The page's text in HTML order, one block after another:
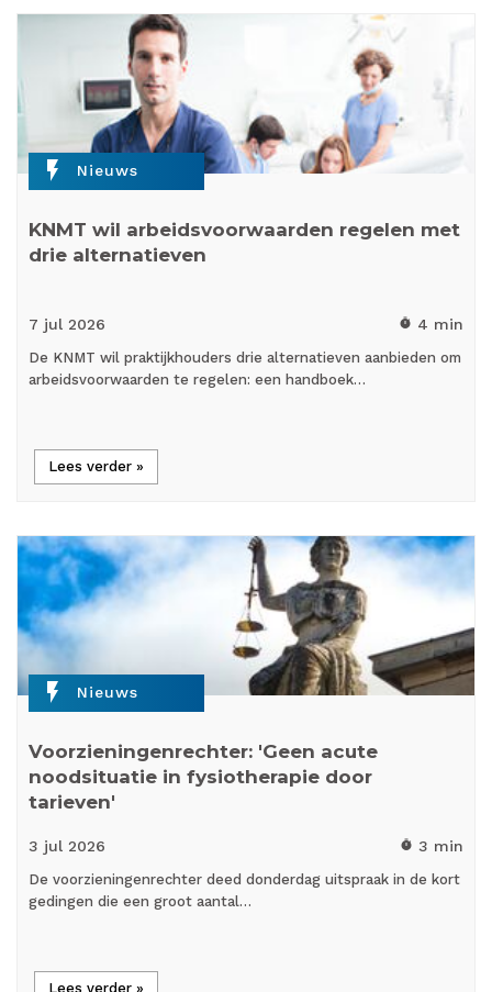
flash_on Nieuws
KNMT wil arbeidsvoorwaarden regelen met
drie alternatieven
7 jul 2026 timer 4 min
De KNMT wil praktijkhouders drie alternatieven aanbieden om
arbeidsvoorwaarden te regelen: een handboek…
Lees verder »
flash_on Nieuws
Voorzieningenrechter: 'Geen acute
noodsituatie in fysiotherapie door
tarieven'
3 jul 2026 timer 3 min
De voorzieningenrechter deed donderdag uitspraak in de kort
gedingen die een groot aantal…
Lees verder »